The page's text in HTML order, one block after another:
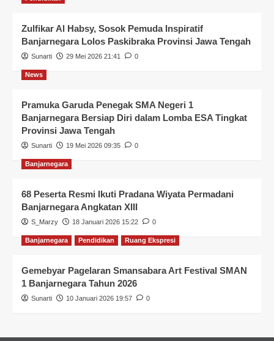
Zulfikar Al Habsy, Sosok Pemuda Inspiratif
Banjarnegara Lolos Paskibraka Provinsi Jawa Tengah
Sunarti 29 Mei 2026 21:41 0
News
Pramuka Garuda Penegak SMA Negeri 1
Banjarnegara Bersiap Diri dalam Lomba ESA Tingkat
Provinsi Jawa Tengah
Sunarti 19 Mei 2026 09:35 0
Banjarnegara
68 Peserta Resmi Ikuti Pradana Wiyata Permadani
Banjarnegara Angkatan XIII
S_Marzy 18 Januari 2026 15:22 0
Banjarnegara Pendidikan Ruang Ekspresi
Gemebyar Pagelaran Smansabara Art Festival SMAN
1 Banjarnegara Tahun 2026
Sunarti 10 Januari 2026 19:57 0